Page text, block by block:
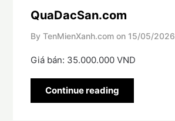
QuaDacSan.com
By TenMienXanh.com on 15/05/2026
Giá bán: 35.000.000 VND
Continue reading